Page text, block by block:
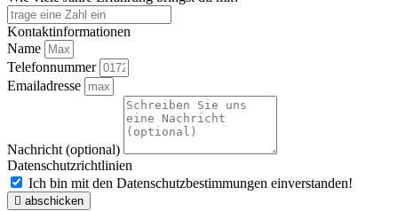
Kontaktinformationen
Name
Telefonnummer
Emailadresse
Nachricht (optional)
Datenschutzrichtlinien
Ich bin mit den Datenschutzbestimmungen einverstanden!
abschicken